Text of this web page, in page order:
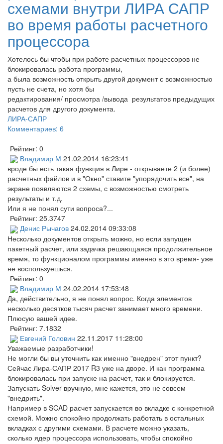
схемами внутри ЛИРА САПР
во время работы расчетного
процессора
Хотелось бы чтобы при работе расчетных процессоров не
блокировалась работа программы,
а была возможность открыть другой документ с возможностью
пусть не счета, но хотя бы
редактирования/ просмотра /вывода результатов предыдущих
расчетов для другого документа.
ЛИРА-САПР
Комментариев: 6
Рейтинг: 0
Владимир М 21.02.2014 16:23:41
вроде бы есть такая функция в Лире - открываете 2 (и более)
расчетных файлов и в "Окно" ставите "упорядочить все", на
экране появляются 2 схемы, с возможностью смотреть
результаты и т.д.
Или я не понял сути вопроса?...
Рейтинг: 25.3747
Денис Рычагов 24.02.2014 09:33:08
Несколько документов открыть можно, но если запущен
пакетный расчет, или задачка решающаяся продолжительное
время, то функционалом программы именно в это время- уже
не воспользуешься.
Рейтинг: 0
Владимир М 24.02.2014 17:53:48
Да, действительно, я не понял вопрос. Когда элементов
несколько десятков тысяч расчет занимает много времени.
Плюсую вашей идее.
Рейтинг: 7.1832
Евгений Головин 22.11.2017 11:28:00
Уважаемые разработчики!
Не могли бы вы уточнить как именно "внедрен" этот пункт?
Сейчас Лира-САПР 2017 R3 уже на дворе. И как программа
блокировалась при запуске на расчет, так и блокируется.
Запускать Solver вручную, мне кажется, это не совсем
"внедрить".
Например в SCAD расчет запускается во вкладке с конкретной
схемой. Можно спокойно продолжать работать в остальных
вкладках с другими схемами. В расчете можно указать,
сколько ядер процессора использовать, чтобы спокойно